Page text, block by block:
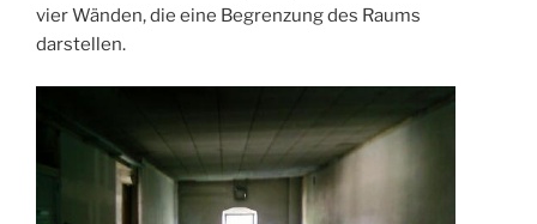
vier Wänden, die eine Begrenzung des Raums
darstellen.